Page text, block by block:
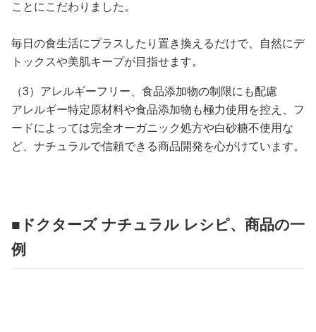
ことにこだわりました。
毎日の食生活にプラスしたり置き換えるだけで、自然にデ
トックスや美肌キープが目指せます。
（3）アレルギーフリー、食品添加物の制限にも配慮
アレルギー特定原材料や食品添加物も極力使用を控え、フ
ードによっては完全オーガニック処方や白砂糖不使用な
ど、ナチュラルで信頼できる商品開発を心がけています。
■ドクターズ ナチュラル レシピ、商品の一
例